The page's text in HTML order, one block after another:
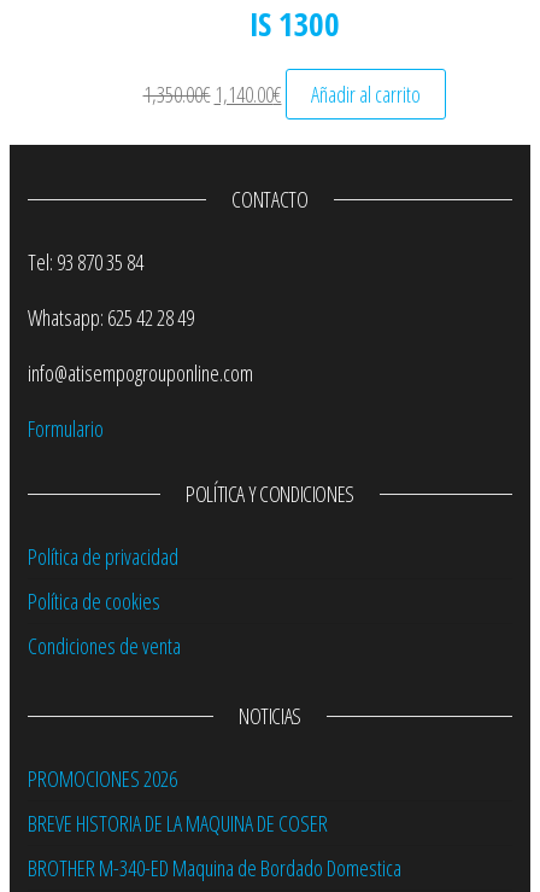
IS 1300
1,350.00€ El precio original era: 1,350.00€.
1,140.00€El precio actual es: 1,140.00€.
Añadir al carrito
CONTACTO
Tel: 93 870 35 84
Whatsapp: 625 42 28 49
info@atisempogrouponline.com
Formulario
POLÍTICA Y CONDICIONES
Política de privacidad
Política de cookies
Condiciones de venta
NOTICIAS
PROMOCIONES 2026
BREVE HISTORIA DE LA MAQUINA DE COSER
BROTHER M-340-ED Maquina de Bordado Domestica